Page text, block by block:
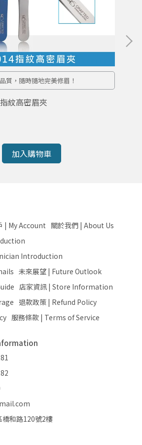
質，隨時隨地完美修眉！
紋高密眉夾
加入購物車
| My Account 關於我們 | About Us
Introduction
未來展望 | Future Outlook
店家資訊 | Store Information
退款政策 | Refund Policy
服務條款 | Terms of Service
和路120號2樓